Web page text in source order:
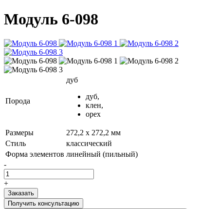
Модуль 6-098
Порода
дуб
дуб,
клен,
орех
Размеры
272,2 х 272,2 мм
Стиль
классический
Форма элементов линейный (пильный)
-
+
Получить консультацию